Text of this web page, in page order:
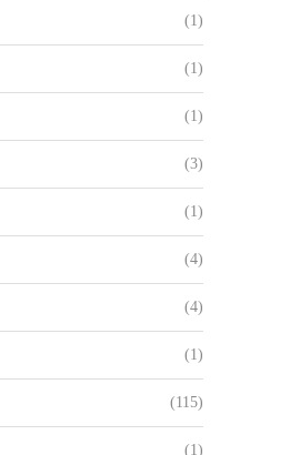
(1)
(1)
(1)
(3)
(1)
(4)
(4)
(1)
(115)
(1)